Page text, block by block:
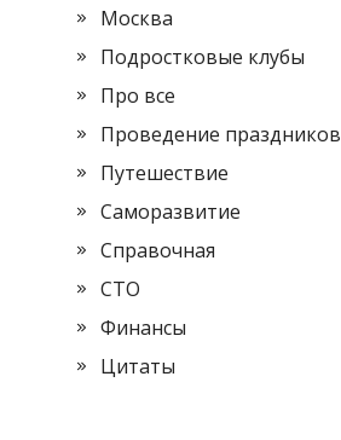
Москва
Подростковые клубы
Про все
Проведение праздников
Путешествие
Саморазвитие
Справочная
СТО
Финансы
Цитаты